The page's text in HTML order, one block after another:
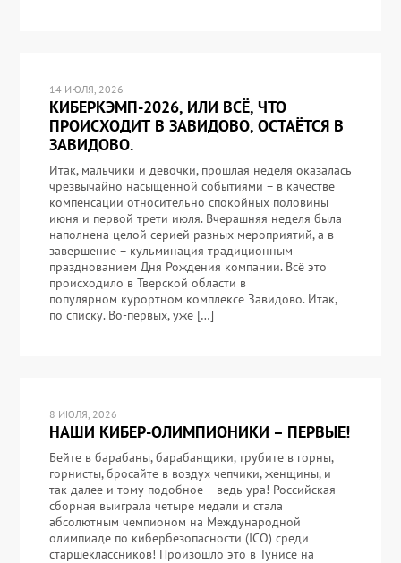
14 ИЮЛЯ, 2026
КИБЕРКЭМП-2026, ИЛИ ВСЁ, ЧТО
ПРОИСХОДИТ В ЗАВИДОВО, ОСТАЁТСЯ В
ЗАВИДОВО.
Итак, мальчики и девочки, прошлая неделя оказалась
чрезвычайно насыщенной событиями – в качестве
компенсации относительно спокойных половины
июня и первой трети июля. Вчерашняя неделя была
наполнена целой серией разных мероприятий, а в
завершение – кульминация традиционным
празднованием Дня Рождения компании. Всё это
происходило в Тверской области в
популярном курортном комплексе Завидово. Итак,
по списку. Во-первых, уже […]
8 ИЮЛЯ, 2026
НАШИ КИБЕР-ОЛИМПИОНИКИ – ПЕРВЫЕ!
Бейте в барабаны, барабанщики, трубите в горны,
горнисты, бросайте в воздух чепчики, женщины, и
так далее и тому подобное – ведь ура! Российская
сборная выиграла четыре медали и стала
абсолютным чемпионом на Международной
олимпиаде по кибербезопасности (ICO) среди
старшеклассников! Произошло это в Тунисе на